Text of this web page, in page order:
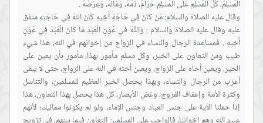
وقال عليه الصلاة والسلام: مَنْ كَانَ فِي حَاجَةِ أَخِيهِ كَانَ اللهُ فِي حَاجَتِهِ متفق
عليه وقال عليه الصلاة والسلام : وَاللَّهُ فيِ عَوْنِ الْعَبْدِ مَا كَانَ الْعَبْدُ فِي عَوْنِ
أَخِيهِ . فمساعدة الرجال والنساء في الزواج من إخوانهم في الله، هذا شيء
طيب ومن التعاون على الخير، وكل مسلم مأمور بهذا، مأمور بأن يعين على
الخير، ويعين أخاه على الزواج، ويعين أخته في الله على الزواج، حتى لا يبقى
أعزب من الرجال والنساء، وبهذا يحصل الخير العظيم للمسلمين، والتناسل
وكثرة الأمة وإعفاف الفروج، وغض الأبصار، كل هذا يحصل بهذا التعاون، هذا
إذا حملنا الآية على جنس العباد وجنس الإماء، ولو لم يكونوا مماليك؛ لأنهم